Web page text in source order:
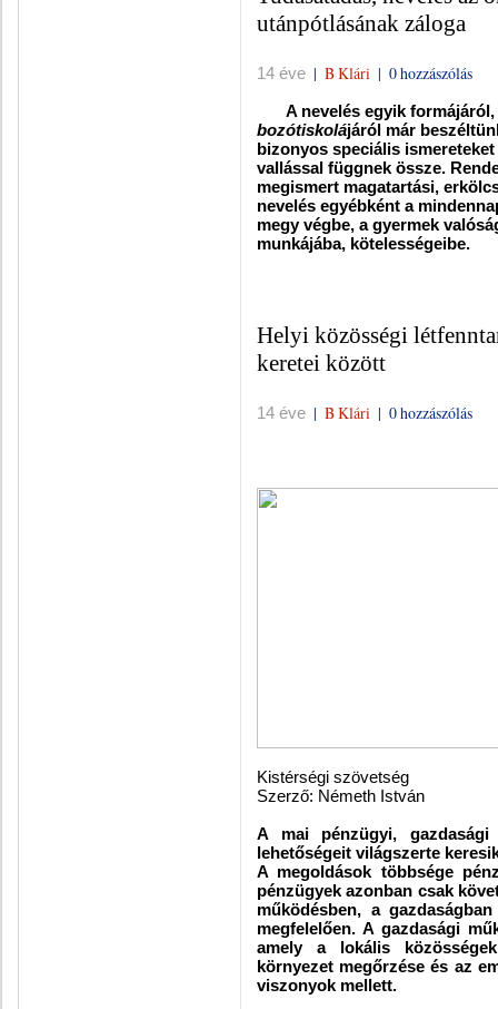
utánpótlásának záloga
14 éve | B Klári | 0 hozzászólás
A nevelés egyik
bozótiskolájáról már
bizonyos speciális
vallással függnek össze.
megismert magatartási,
nevelés egyébként a
megy végbe, a gyermek
munkájába, kötelességeibe.
Helyi közösségi
keretei között
14 éve | B Klári | 0 hozzászólás
Kistérségi szövetség
Szerző: Németh István
A mai pénzügyi,
lehetőségeit világszerte
A megoldások többsége
pénzügyek azonban csak
működésben, a
megfelelően. A gazdasági
amely a lokális
környezet megőrzése és az
viszonyok mellett.